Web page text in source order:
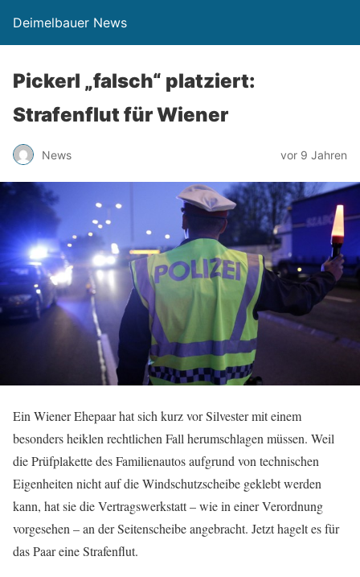
Deimelbauer News
Pickerl „falsch“ platziert:
Strafenflut für Wiener
News vor 9 Jahren
Ein Wiener Ehepaar hat sich kurz vor Silvester mit einem
besonders heiklen rechtlichen Fall herumschlagen müssen. Weil
die Prüfplakette des Familienautos aufgrund von technischen
Eigenheiten nicht auf die Windschutzscheibe geklebt werden
kann, hat sie die Vertragswerkstatt – wie in einer Verordnung
vorgesehen – an der Seitenscheibe angebracht. Jetzt hagelt es für
das Paar eine Strafenflut.